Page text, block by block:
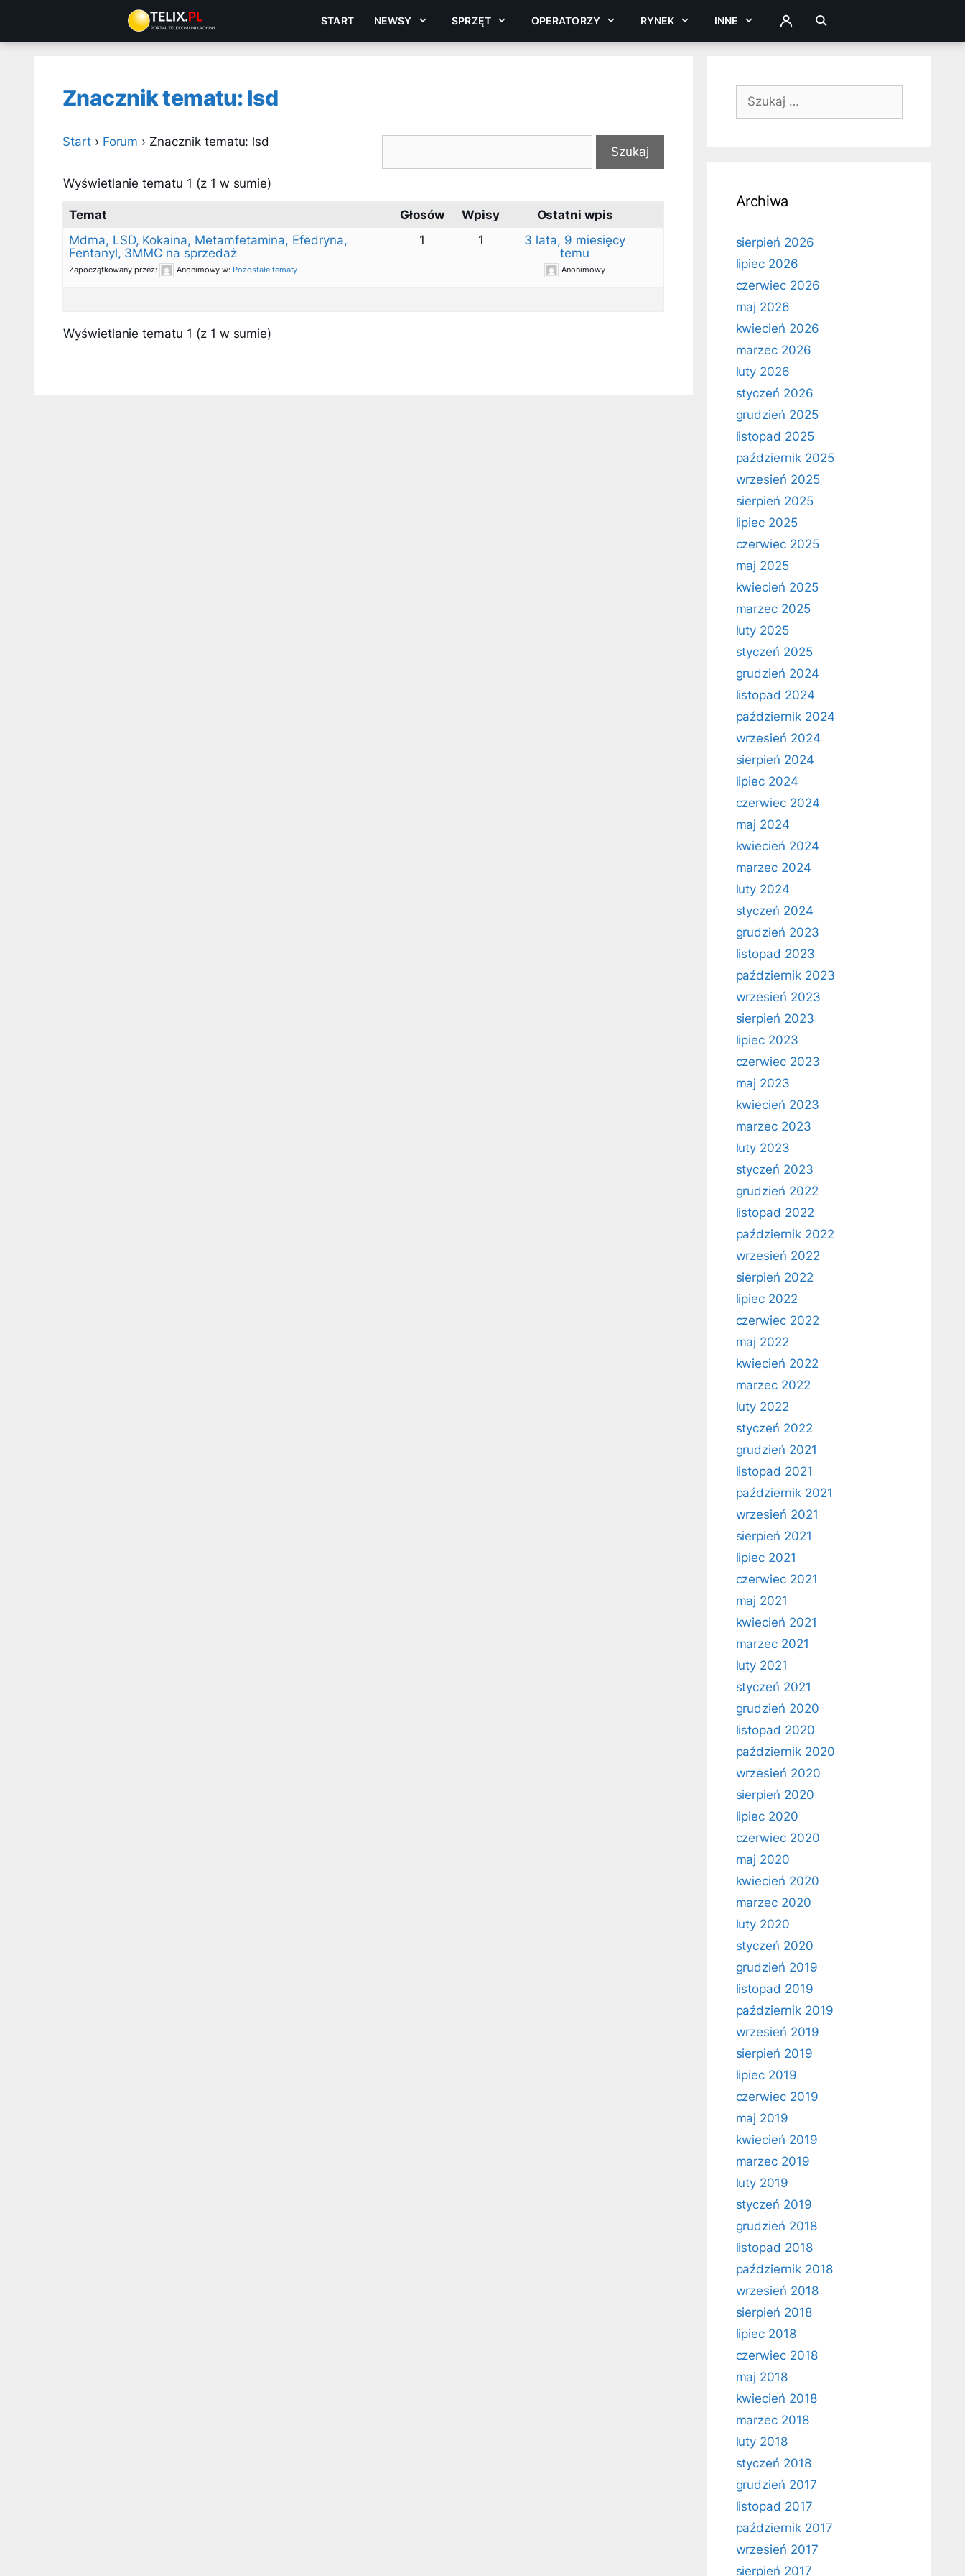
treści
START NEWSY SPRZĘT OPERATORZY RYNEK INNE ZALOGUJ
Znacznik tematu: lsd
Start › Forum › Znacznik tematu: lsd
Wyświetlanie tematu 1 (z 1 w sumie)
Temat Głosów Wpisy
Ostatni wpis
Mdma, LSD, Kokaina, Metamfetamina, Efedryna,
Fentanyl, 3MMC na sprzedaż
Zapoczątkowany przez: Anonimowy w: Pozostałe tematy
1 1
3 lata, 9 miesięcy
temu
Anonimowy
Wyświetlanie tematu 1 (z 1 w sumie)
Szukaj:
Archiwa
sierpień 2026
lipiec 2026
czerwiec 2026
maj 2026
kwiecień 2026
marzec 2026
luty 2026
styczeń 2026
grudzień 2025
listopad 2025
październik 2025
wrzesień 2025
sierpień 2025
lipiec 2025
czerwiec 2025
maj 2025
kwiecień 2025
marzec 2025
luty 2025
styczeń 2025
grudzień 2024
listopad 2024
październik 2024
wrzesień 2024
sierpień 2024
lipiec 2024
czerwiec 2024
maj 2024
kwiecień 2024
marzec 2024
luty 2024
styczeń 2024
grudzień 2023
listopad 2023
październik 2023
wrzesień 2023
sierpień 2023
lipiec 2023
czerwiec 2023
maj 2023
kwiecień 2023
marzec 2023
luty 2023
styczeń 2023
grudzień 2022
listopad 2022
październik 2022
wrzesień 2022
sierpień 2022
lipiec 2022
czerwiec 2022
maj 2022
kwiecień 2022
marzec 2022
luty 2022
styczeń 2022
grudzień 2021
listopad 2021
październik 2021
wrzesień 2021
sierpień 2021
lipiec 2021
czerwiec 2021
maj 2021
kwiecień 2021
marzec 2021
luty 2021
styczeń 2021
grudzień 2020
listopad 2020
październik 2020
wrzesień 2020
sierpień 2020
lipiec 2020
czerwiec 2020
maj 2020
kwiecień 2020
marzec 2020
luty 2020
styczeń 2020
grudzień 2019
listopad 2019
październik 2019
wrzesień 2019
sierpień 2019
lipiec 2019
czerwiec 2019
maj 2019
kwiecień 2019
marzec 2019
luty 2019
styczeń 2019
grudzień 2018
listopad 2018
październik 2018
wrzesień 2018
sierpień 2018
lipiec 2018
czerwiec 2018
maj 2018
kwiecień 2018
marzec 2018
luty 2018
styczeń 2018
grudzień 2017
listopad 2017
październik 2017
wrzesień 2017
sierpień 2017